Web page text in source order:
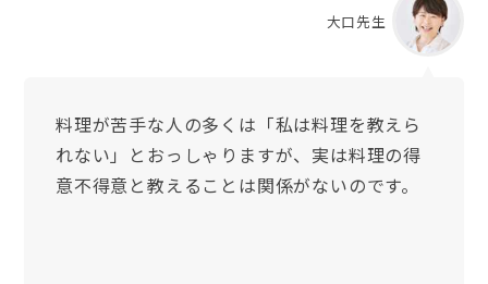
大口先生
料理が苦手な人の多くは「私は料理を教えら
れない」とおっしゃりますが、実は料理の得
意不得意と教えることは関係がないのです。